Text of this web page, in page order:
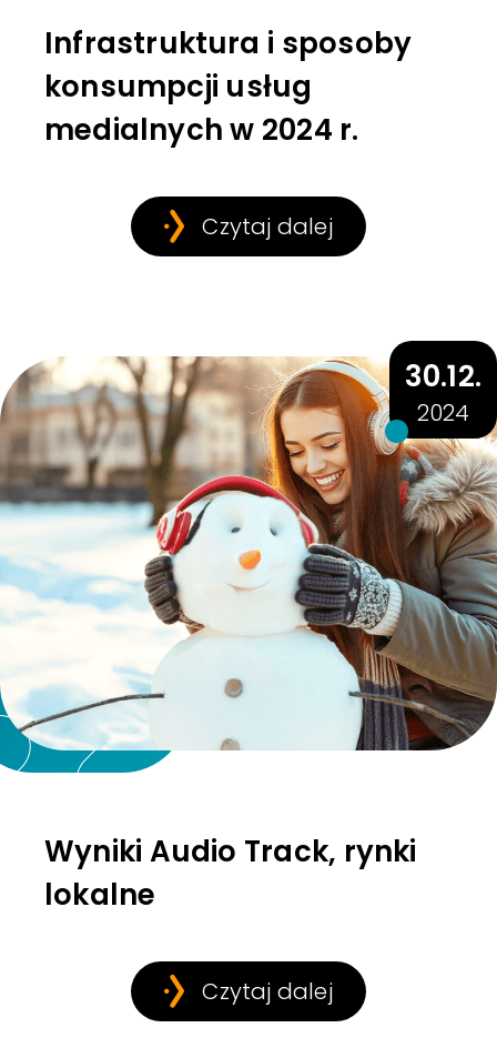
Infrastruktura i sposoby
konsumpcji usług
medialnych w 2024 r.
Czytaj dalej
Wyniki Audio Track, rynki
lokalne
Czytaj dalej
30.12.
2024